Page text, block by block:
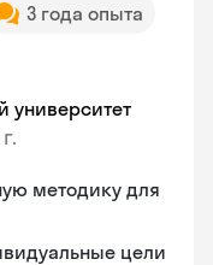
3 года опыта
университет
методику для
цели